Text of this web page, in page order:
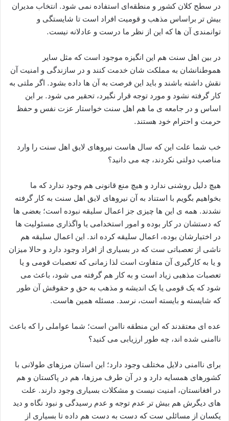
در سطح کلان کشور و منطقه‌ای استفاده نمی شود. انتخاب مدیران
بیش تر براساس مذهب و قومیت افراد است تا شایستگی و
توانمندی آن ها که این از نظر ما درست و عادلانه نیست.
در بین اهل سنت هم این انگیزه موجود است که مثل سایر
هموطنانشان به مملکت شان خدمت کنند و در سازندگی و امنیت آن
نقش داشته باشند و باید این فرصت به آن ها داده بشود. اگر ملتی به
کار گرفته نشود و مورد توجه قرار نگیرد، تحقیر می شود. بر این
اساس و در جامعه ی ما هم اهل سنت خواستار عزت نفس و حفظ
حرمت و احترام خود هستند.
خب شما علت این که سال هاست نیروهای لایق اهل سنت را وارد
مناصب دولتی نکردند، چه می دانید؟
هیچ دلیل روشنی ندارد و هیچ منع قانونی هم وجود ندارد که ما
بخواهیم بگویم با استناد به آن نیروهای لایق اهل سنت به کار گرفته
نشدند. همه ی این ها چیزی جز اعمال سلیقه نبوده است؛ بعضی ها
که دستشان در کار بوده و امور استخدامی یا واگذاری مسئولیت ها
در اختیارشان بوده، اعمال سلیقه کرده اند. این اعمال سلیقه هم
ناشی از تعصباتی ست که در بسیاری از افراد وجود دارد و حالا میزان
و یا به کارگیری آن متفاوت است لذا زمانی که تعصبات قومی و یا
تعصبات مذهبی زیاد است و به کار هم گرفته می شود، باعث می
شود که یک قومی یا یک اندیشه و مذهب به حق و حقوقش آن طور
که شایسته و بایسته است، نرسد. مسئله همین هاست.
عده ای معتقدند که این منطقه ناامن است؛ شما عواملی را که باعث
ناامنی شده اند، چه طور ارزیابی می کنید؟
برای ناامنی دلایل مختلف وجود دارد؛ این استان مرزهای طولانی با
کشورهای همسایه دارد و در آن طرف مرزها، هم در پاکستان و هم
در افغانستان، امنیت نیست و مشکلات بسیاری وجود دارند. علت
های دیگرش هم بیش تر عدم توجه و عدم رسیدگی و نبود نگاه و دید
یکسان از مسائلی ست که دست به دست هم داده تا بسیاری از